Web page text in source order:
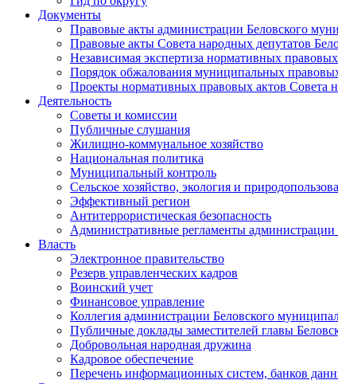
Документы
Правовые акты администрации Беловского
Правовые акты Совета народных депутатов
Независимая экспертиза нормативных
Порядок обжалования муниципальных
Проекты нормативных правовых актов Совета
Деятельность
Советы и комиссии
Публичные слушания
Жилищно-коммунальное хозяйство
Национальная политика
Муниципальный контроль
Сельское хозяйство, экология и
Эффективный регион
Антитеррористическая безопасность
Административные регламенты
Власть
Электронное правительство
Резерв управленческих кадров
Воинский учет
Финансовое управление
Коллегия администрации Беловского
Публичные доклады заместителей главы
Добровольная народная дружина
Кадровое обеспечение
Перечень информационных систем, банков